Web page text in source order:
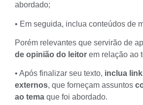
abordado;
• Em seguida, inclua conteúdos de
Porém relevantes que servirão de
de opinião do leitor em relação ao
• Após finalizar seu texto, inclua
externos, que forneçam assuntos
ao tema que foi abordado.